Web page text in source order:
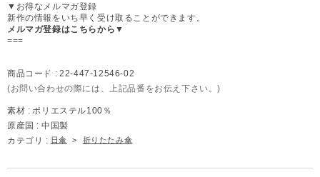
▼お得なメルマガ登録
新作の情報をいち早く受け取ることができます。
メルマガ登録はこちらから▼
===
商品コード : 22-447-12546-02
(お問い合わせの際には、上記品番をお伝え下さい。)
素材 : ポリエステル100％
原産国 : 中国製
カテゴリ : 日傘 > 折りたたみ傘